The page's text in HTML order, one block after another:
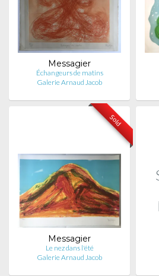
Messagier
Échangeurs de matins
Galerie Arnaud Jacob
Sold
Messagier
Le nez dans l'été
Galerie Arnaud Jacob